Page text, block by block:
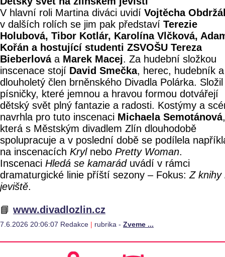
V hlavní roli Martina diváci uvidí Vojtěcha
v dalších rolích se jim pak představí Terezie
Holubová, Tibor Kotlár, Karolína Vlčková,
Kořán a hostující studenti ZSVOŠU Tereza
Bieberlováa Marek Macej. Za hudební složkou
inscenace stojí David Smečka, herec, hudebník a
dlouholetý člen brněnského Divadla Polárka. Složil
písničky, které jemnou a hravou formou dotvářejí
dětský svět plný fantazie a radosti. Kostýmy a
navrhla pro tuto inscenaci Michaela Semotánová,
která s Městským divadlem Zlín dlouhodobě
spolupracuje a v poslední době se podílela
na inscenacích Krylnebo Pretty Woman.
Inscenaci Hledá se kamaráduvádí v rámci
dramaturgické linie příští sezony – Fokus: Z knihy
jeviště.
📘 www.divadlozlin.cz
7.6.2026 20:06:07 Redakce | rubrika - Zveme ...